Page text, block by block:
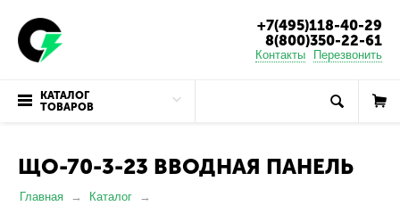
+7(495)118-40-29
8(800)350-22-61
Контакты Перезвонить
КАТАЛОГ
ТОВАРОВ
ЩО-70-3-23 ВВОДНАЯ ПАНЕЛЬ
Главная
Каталог